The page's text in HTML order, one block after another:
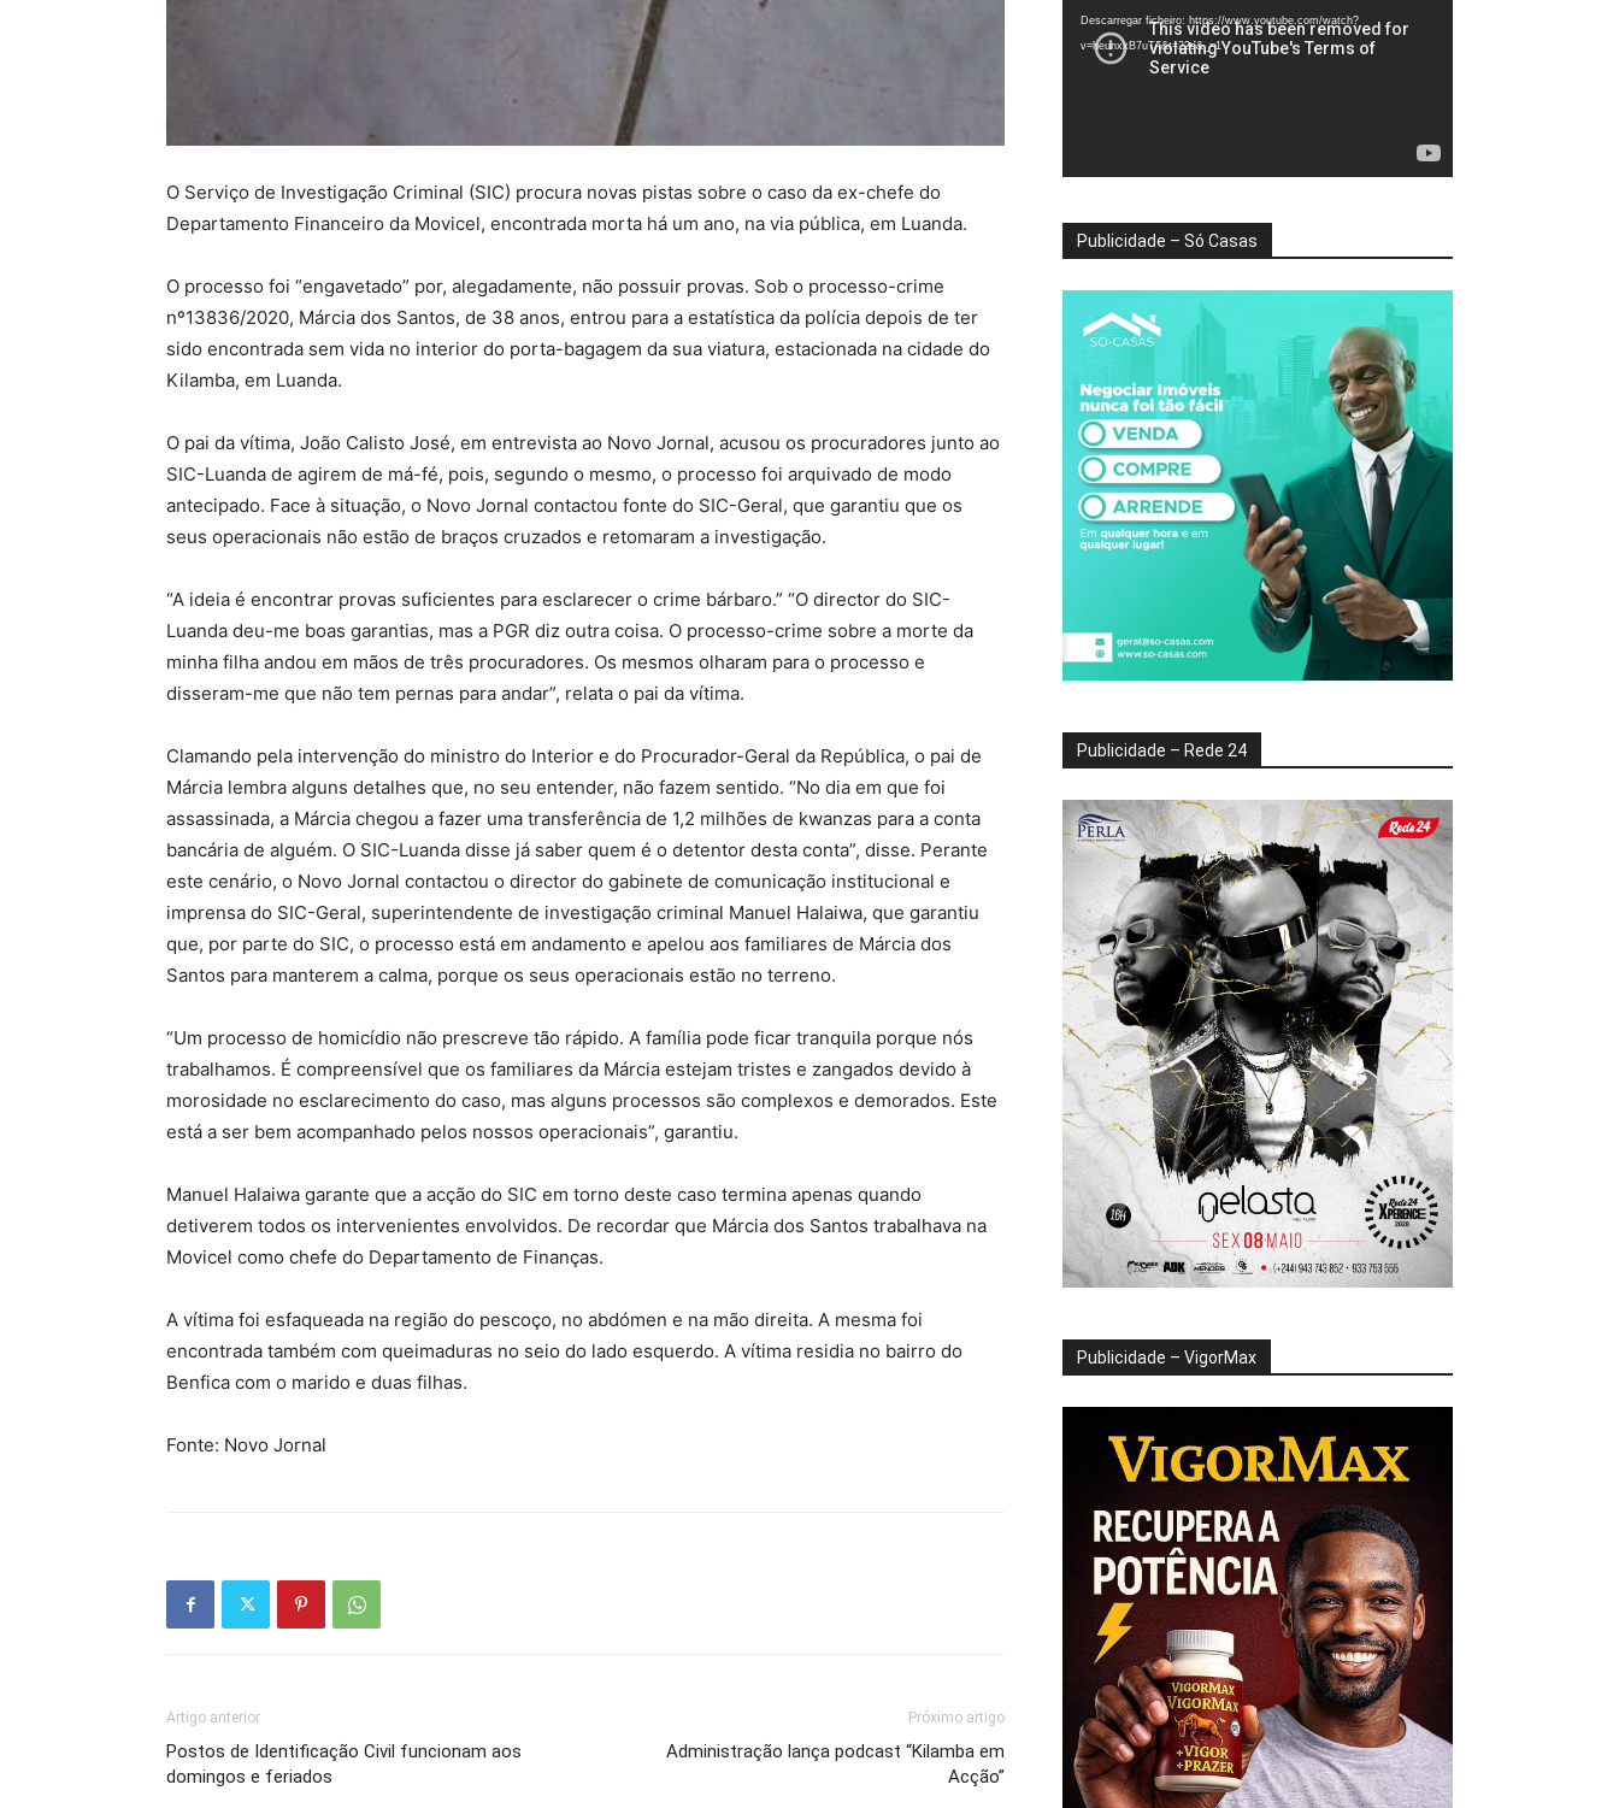
O Serviço de Investigação Criminal (SIC) procura novas pistas sobre o caso da ex-chefe do
Departamento Financeiro da Movicel, encontrada morta há um ano, na via pública, em Luanda.
O processo foi “engavetado” por, alegadamente, não possuir provas. Sob o processo-crime
nº13836/2020, Márcia dos Santos, de 38 anos, entrou para a estatística da polícia depois de ter
sido encontrada sem vida no interior do porta-bagagem da sua viatura, estacionada na cidade do
Kilamba, em Luanda.
O pai da vítima, João Calisto José, em entrevista ao Novo Jornal, acusou os procuradores junto ao
SIC-Luanda de agirem de má-fé, pois, segundo o mesmo, o processo foi arquivado de modo
antecipado. Face à situação, o Novo Jornal contactou fonte do SIC-Geral, que garantiu que os
seus operacionais não estão de braços cruzados e retomaram a investigação.
“A ideia é encontrar provas suficientes para esclarecer o crime bárbaro.” “O director do SIC-
Luanda deu-me boas garantias, mas a PGR diz outra coisa. O processo-crime sobre a morte da
minha filha andou em mãos de três procuradores. Os mesmos olharam para o processo e
disseram-me que não tem pernas para andar”, relata o pai da vítima.
Clamando pela intervenção do ministro do Interior e do Procurador-Geral da República, o pai de
Márcia lembra alguns detalhes que, no seu entender, não fazem sentido. “No dia em que foi
assassinada, a Márcia chegou a fazer uma transferência de 1,2 milhões de kwanzas para a conta
bancária de alguém. O SIC-Luanda disse já saber quem é o detentor desta conta”, disse. Perante
este cenário, o Novo Jornal contactou o director do gabinete de comunicação institucional e
imprensa do SIC-Geral, superintendente de investigação criminal Manuel Halaiwa, que garantiu
que, por parte do SIC, o processo está em andamento e apelou aos familiares de Márcia dos
Santos para manterem a calma, porque os seus operacionais estão no terreno.
“Um processo de homicídio não prescreve tão rápido. A família pode ficar tranquila porque nós
trabalhamos. É compreensível que os familiares da Márcia estejam tristes e zangados devido à
morosidade no esclarecimento do caso, mas alguns processos são complexos e demorados. Este
está a ser bem acompanhado pelos nossos operacionais”, garantiu.
Manuel Halaiwa garante que a acção do SIC em torno deste caso termina apenas quando
detiverem todos os intervenientes envolvidos. De recordar que Márcia dos Santos trabalhava na
Movicel como chefe do Departamento de Finanças.
A vítima foi esfaqueada na região do pescoço, no abdómen e na mão direita. A mesma foi
encontrada também com queimaduras no seio do lado esquerdo. A vítima residia no bairro do
Benfica com o marido e duas filhas.
Fonte: Novo Jornal
Artigo anterior
Postos de Identificação Civil funcionam aos
domingos e feriados
Próximo artigo
Administração lança podcast “Kilamba em
Acção”
vídeo
Descarregar ficheiro: https://www.youtube.com/watch?
v=heunxxB7uTA&t=22s&_=1
Publicidade – Só Casas
Publicidade – Rede 24
Publicidade – VigorMax